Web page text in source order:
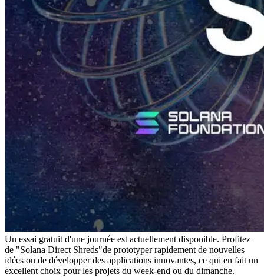
Un essai gratuit d'une journée est actuellement disponible. Profitez
de "Solana Direct Shreds"de prototyper rapidement de nouvelles
idées ou de développer des applications innovantes, ce qui en fait un
excellent choix pour les projets du week-end ou du dimanche.